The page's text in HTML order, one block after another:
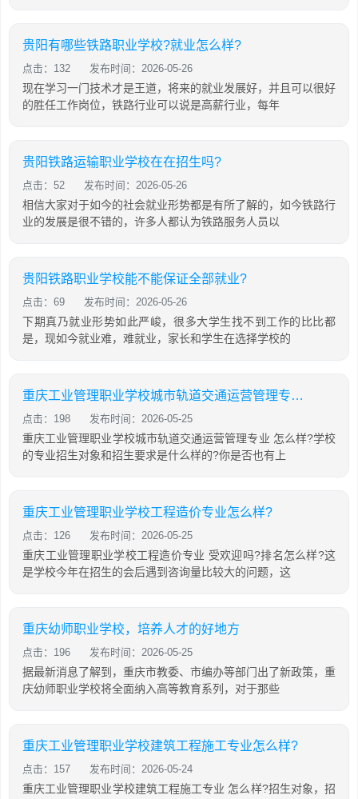
贵阳有哪些铁路职业学校?就业怎么样?
点击：132 发布时间：2026-05-26
现在学习一门技术才是王道，将来的就业发展好，并且可以很好
的胜任工作岗位，铁路行业可以说是高薪行业，每年
贵阳铁路运输职业学校在在招生吗?
点击：52 发布时间：2026-05-26
相信大家对于如今的社会就业形势都是有所了解的，如今铁路行
业的发展是很不错的，许多人都认为铁路服务人员以
贵阳铁路职业学校能不能保证全部就业?
点击：69 发布时间：2026-05-26
下期真乃就业形势如此严峻，很多大学生找不到工作的比比都
是，现如今就业难，难就业，家长和学生在选择学校的
重庆工业管理职业学校城市轨道交通运营管理专业怎么样?
点击：198 发布时间：2026-05-25
重庆工业管理职业学校城市轨道交通运营管理专业 怎么样?学校
的专业招生对象和招生要求是什么样的?你是否也有上
重庆工业管理职业学校工程造价专业怎么样?
点击：126 发布时间：2026-05-25
重庆工业管理职业学校工程造价专业 受欢迎吗?排名怎么样?这
是学校今年在招生的会后遇到咨询量比较大的问题，这
重庆幼师职业学校，培养人才的好地方
点击：196 发布时间：2026-05-25
据最新消息了解到，重庆市教委、市编办等部门出了新政策，重
庆幼师职业学校将全面纳入高等教育系列，对于那些
重庆工业管理职业学校建筑工程施工专业怎么样?
点击：157 发布时间：2026-05-24
重庆工业管理职业学校建筑工程施工专业 怎么样?招生对象，招